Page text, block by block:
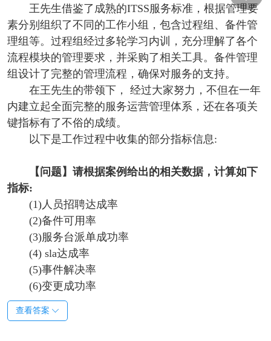
王先生借鉴了成熟的ITSS服务标准，根据管理要
素分别组织了不同的工作小组，包含过程组、备件管
理组等。过程组经过多轮学习内训，充分理解了各个
流程模块的管理要求，并采购了相关工具。备件管理
组设计了完整的管理流程，确保对服务的支持。
在王先生的带领下， 经过大家努力，不但在一年
内建立起全面完整的服务运营管理体系，还在各项关
键指标有了不俗的成绩。
以下是工作过程中收集的部分指标信息:
【问题】 请根据案例给出的相关数据，计算如下
指标:
(1)人员招聘达成率
(2)备件可用率
(3)服务台派单成功率
(4) sla达成率
(5)事件解决率
(6)变更成功率
查看答案